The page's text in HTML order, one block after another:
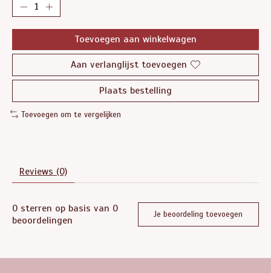
Toevoegen aan winkelwagen
Aan verlanglijst toevoegen
Plaats bestelling
Toevoegen om te vergelijken
Reviews (0)
0 sterren op basis van 0
beoordelingen
Je beoordeling toevoegen